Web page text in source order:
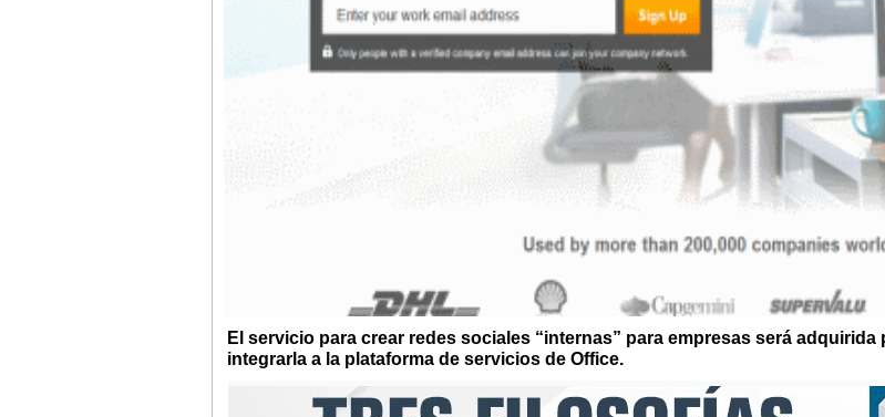
El servicio para crear redes sociales “internas” para empresas será
integrarla a la plataforma de servicios de Office.